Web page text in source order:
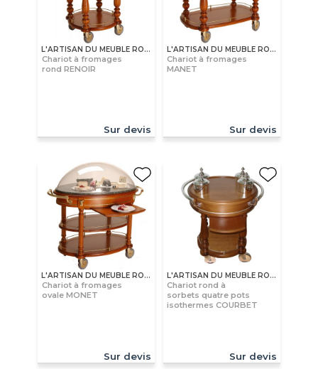
L'ARTISAN DU MEUBLE ROLLAND
Chariot à fromages
rond RENOIR
Sur devis
L'ARTISAN DU MEUBLE ROLLAND
Chariot à fromages
MANET
Sur devis
L'ARTISAN DU MEUBLE ROLLAND
Chariot à fromages
ovale MONET
Sur devis
L'ARTISAN DU MEUBLE ROLLAND
Chariot rond à
sorbets quatre pots
isothermes COURBET
Sur devis